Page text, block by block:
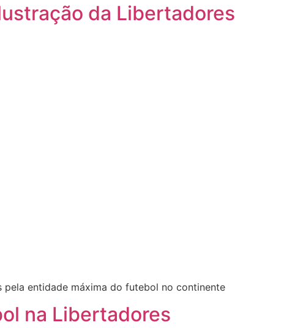
da Libertadores
pela entidade máxima do futebol no continente
na Libertadores